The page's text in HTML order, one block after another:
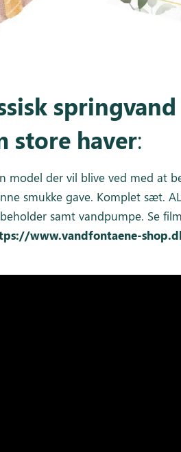
store haver:
model der vil blive ved med at
smukke gave. Komplet sæt.
samt vandpumpe. Se
www.vandfontaene-